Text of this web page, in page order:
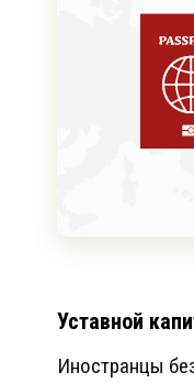
Уставной
Иностранцы